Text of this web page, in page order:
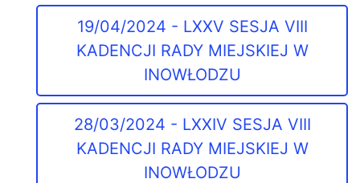
19/04/2024 - LXXV SESJA VIII
KADENCJI RADY MIEJSKIEJ W
INOWŁODZU
28/03/2024 - LXXIV SESJA VIII
KADENCJI RADY MIEJSKIEJ W
INOWŁODZU